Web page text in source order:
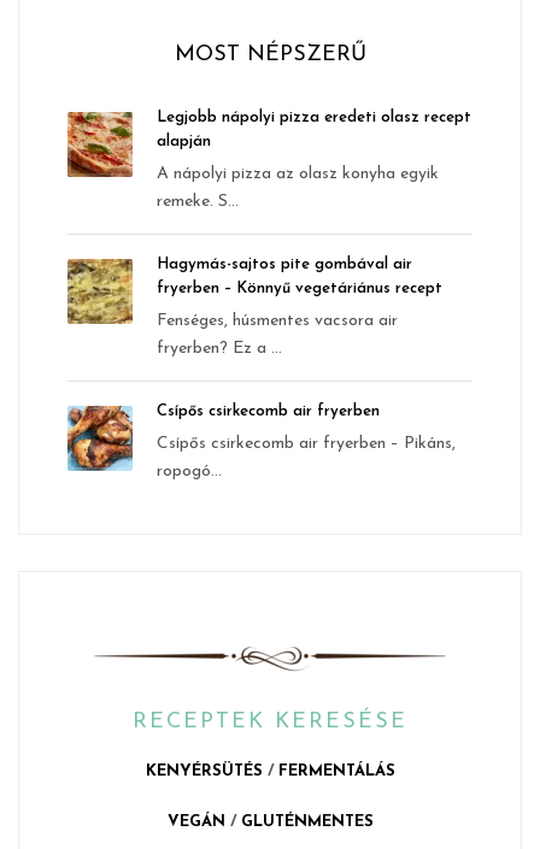
MOST NÉPSZERŰ
Legjobb nápolyi pizza eredeti olasz recept
alapján
A nápolyi pizza az olasz konyha egyik
remeke. S...
Hagymás-sajtos pite gombával air
fryerben – Könnyű vegetáriánus recept
Fenséges, húsmentes vacsora air
fryerben? Ez a ...
Csípős csirkecomb air fryerben
Csípős csirkecomb air fryerben – Pikáns,
ropogó...
RECEPTEK KERESÉSE
KENYÉRSÜTÉS / FERMENTÁLÁS
VEGÁN / GLUTÉNMENTES